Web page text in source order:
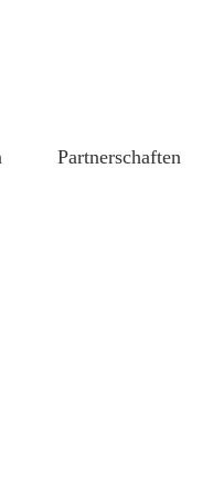
Partnerschaften